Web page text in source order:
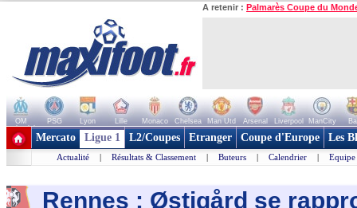
A retenir : Palmarès Coupe du
OM PSG Lyon Lille Monaco Chelsea Man Utd Arsenal Liverpool ManCity
+ de clubs
Mercato Ligue 1 L2/Coupes Etranger Coupe d'Europe Les
Actualité | Résultats & Classement | Buteurs | Calendrier | Equipe
Rennes : Østigård se